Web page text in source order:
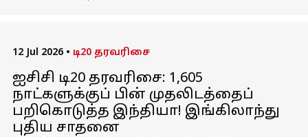
12 Jul 2026 • டி20 தரவரிசை
ஐசிசி டி20 தரவரிசை: 1,605
நாட்களுக்குப் பின் முதலிடத்தைப்
பறிகொடுத்த இந்தியா! இங்கிலாந்து
புதிய சாதனை